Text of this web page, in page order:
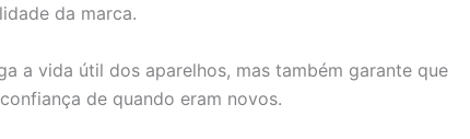
da marca.
a vida útil dos aparelhos, mas também garante que
de quando eram novos.